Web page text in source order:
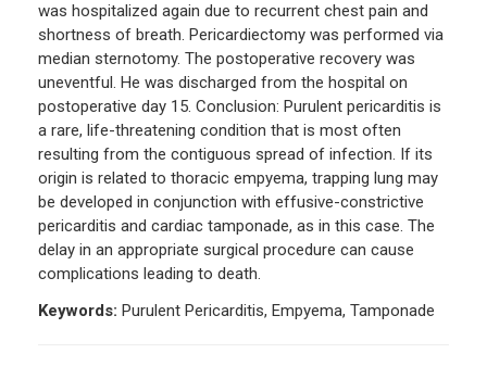
was hospitalized again due to recurrent chest pain and
shortness of breath. Pericardiectomy was performed via
median sternotomy. The postoperative recovery was
uneventful. He was discharged from the hospital on
postoperative day 15. Conclusion: Purulent pericarditis is
a rare, life-threatening condition that is most often
resulting from the contiguous spread of infection. If its
origin is related to thoracic empyema, trapping lung may
be developed in conjunction with effusive-constrictive
pericarditis and cardiac tamponade, as in this case. The
delay in an appropriate surgical procedure can cause
complications leading to death.
Keywords: Purulent Pericarditis, Empyema, Tamponade